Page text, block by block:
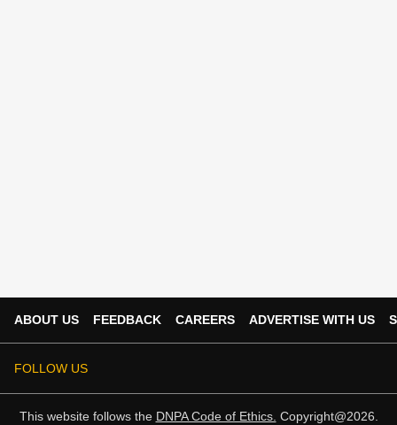
ABOUT US FEEDBACK CAREERS ADVERTISE WITH US
FOLLOW US
This website follows the DNPA Code of Ethics. Copyright@2026.